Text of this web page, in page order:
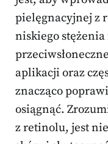
pielęgnacyjnej z
niskiego
aplikacji oraz
znacząco
osiągnąć.
z retinolu, jest